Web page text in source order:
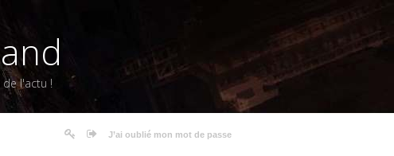
de l'actu !
J’ai oublié mon mot de passe